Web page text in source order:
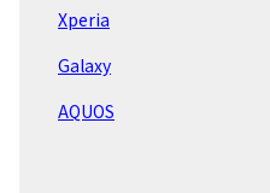
Pixel8a
Pixel Fold
Pixel8 Pro
Xperia
Galaxy
AQUOS